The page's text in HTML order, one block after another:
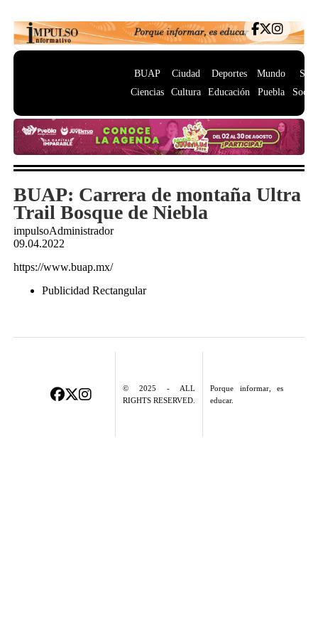
BUAP
Ciencias
Ciudad
Cultura
Deportes
Educación
Mundo
Puebla
BUAP: Carrera de montaña Ultra
Trail Bosque de Niebla
impulsoAdministrador
09.04.2022
https://www.buap.mx/
Publicidad Rectangular
© 2025 - ALL
RIGHTS RESERVED.
Porque informar, es
educar.